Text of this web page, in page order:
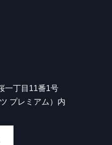
一丁目11番1号
プレミアム）内